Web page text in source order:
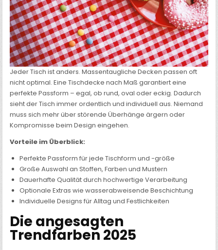
Jeder Tisch ist anders. Massentaugliche Decken passen oft
nicht optimal. Eine Tischdecke nach Maß garantiert eine
perfekte Passform – egal, ob rund, oval oder eckig. Dadurch
sieht der Tisch immer ordentlich und individuell aus. Niemand
muss sich mehr über störende Überhänge ärgern oder
Kompromisse beim Design eingehen.
Vorteile im Überblick:
Perfekte Passform für jede Tischform und -größe
Große Auswahl an Stoffen, Farben und Mustern
Dauerhafte Qualität durch hochwertige Verarbeitung
Optionale Extras wie wasserabweisende Beschichtung
Individuelle Designs für Alltag und Festlichkeiten
Die angesagten
Trendfarben 2025